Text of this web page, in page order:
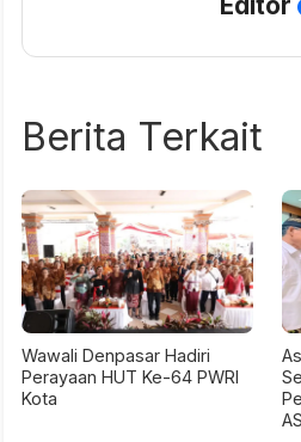
Berita Terkait
Wawali Denpasar Hadiri
Perayaan HUT Ke-64 PWRI
Kota